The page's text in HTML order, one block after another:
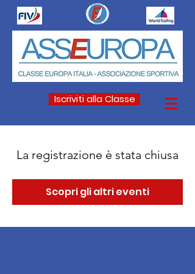
Iscriviti alla Classe
La registrazione è stata chiusa
Scopri gli altri eventi